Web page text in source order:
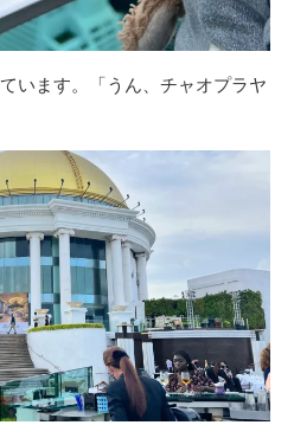
います。「うん、チャオプラヤ